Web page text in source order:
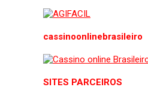
cassinoonlinebrasileiro
SITES PARCEIROS